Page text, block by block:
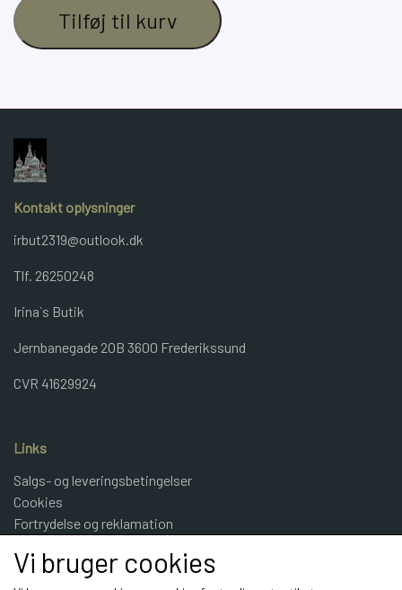
Tilføj til kurv
Kontakt oplysninger
irbut2319@outlook.dk
Tlf. 26250248
Irina`s Butik
Jernbanegade 20B 3600 Frederikssund
CVR 41629924
Links
Salgs- og leveringsbetingelser
Cookies
Fortrydelse og reklamation
Om os
Vi bruger cookies